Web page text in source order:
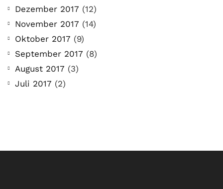
Dezember 2017 (12)
November 2017 (14)
Oktober 2017 (9)
September 2017 (8)
August 2017 (3)
Juli 2017 (2)